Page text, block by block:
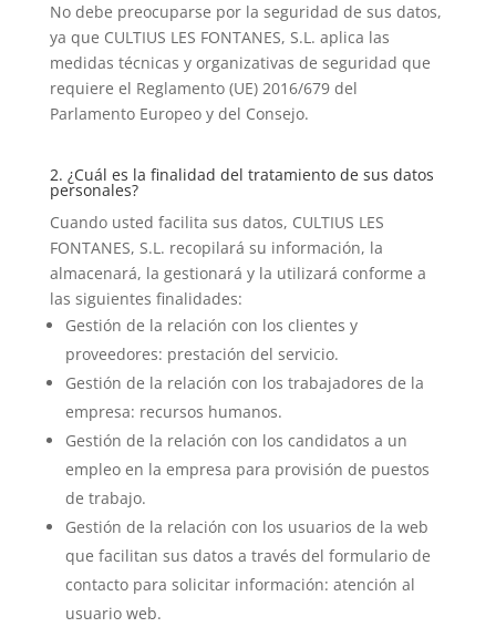
No debe preocuparse por la seguridad de sus datos,
ya que CULTIUS LES FONTANES, S.L. aplica las
medidas técnicas y organizativas de seguridad que
requiere el Reglamento (UE) 2016/679 del
Parlamento Europeo y del Consejo.
2. ¿Cuál es la finalidad del tratamiento de sus datos
personales?
Cuando usted facilita sus datos, CULTIUS LES
FONTANES, S.L. recopilará su información, la
almacenará, la gestionará y la utilizará conforme a
las siguientes finalidades:
Gestión de la relación con los clientes y
proveedores: prestación del servicio.
Gestión de la relación con los trabajadores de la
empresa: recursos humanos.
Gestión de la relación con los candidatos a un
empleo en la empresa para provisión de puestos
de trabajo.
Gestión de la relación con los usuarios de la web
que facilitan sus datos a través del formulario de
contacto para solicitar información: atención al
usuario web.